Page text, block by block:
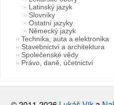
Latinský jazyk
Slovníky
Ostatní jazyky
Německý jazyk
Technika, auta a elektronika
Stavebnictví a architektura
Společenské vědy
Právo, daně, účetnictví